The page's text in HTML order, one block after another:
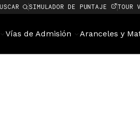
SIMULADOR DE PUNTAJE TOUR
Vías de Admisión Aranceles y